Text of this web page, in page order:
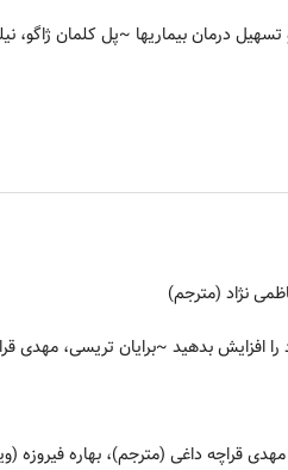
درمان بیماریها ~پل کلمان ژاگو،
نژاد (مترجم)
افزایش بدهید ~برایان تریسی، مهدی
قراچه داغی (مترجم)، بهاره فیروزه